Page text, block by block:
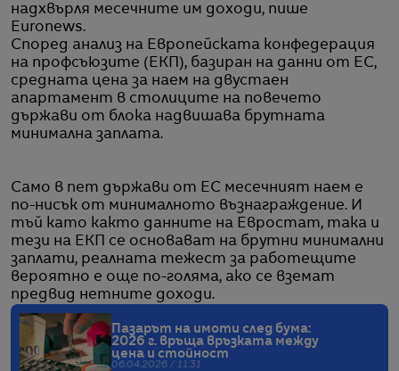
надхвърля месечните им доходи, пише
Euronews.
Според анализ на Европейската конфедерация
на профсъюзите (ЕКП), базиран на данни от ЕС,
средната цена за наем на двустаен
апартамент в столиците на повечето
държави от блока надвишава брутната
минимална заплата.
Само в пет държави от ЕС месечният наем е
по-нисък от минималното възнаграждение. И
тъй като както данните на Евростат, така и
тези на ЕКП се основават на брутни минимални
заплати, реалната тежест за работещите
вероятно е още по-голяма, ако се вземат
предвид нетните доходи.
Пазарът на имоти след бума:
2026 г. връща връзката между
цена и стойност
06.04.2026 / 11:31